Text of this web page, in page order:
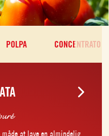
måde at lave en almindelig
POLPA CONCENTRATO